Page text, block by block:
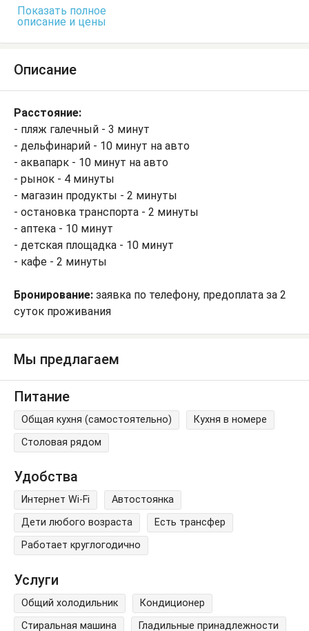
Показать полное
описание и цены
Описание
Расстояние:
- пляж галечный - 3 минут
- дельфинарий - 10 минут на авто
- аквапарк - 10 минут на авто
- рынок - 4 минуты
- магазин продукты - 2 минуты
- остановка транспорта - 2 минуты
- аптека - 10 минут
- детская площадка - 10 минут
- кафе - 2 минуты
Бронирование: заявка по телефону, предоплата за 2
суток проживания
Мы предлагаем
Питание
Общая кухня (самостоятельно)
Кухня в номере
Столовая рядом
Удобства
Интернет Wi-Fi
Автостоянка
Дети любого возраста
Есть трансфер
Работает круглогодично
Услуги
Общий холодильник
Кондиционер
Стиральная машина
Гладильные принадлежности